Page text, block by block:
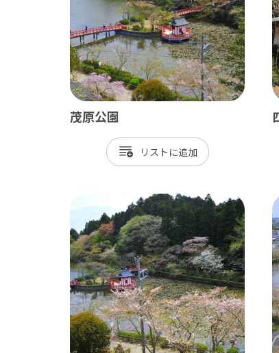
ベイエリア
千葉市
市川市
船橋市
茂原公園
リスト